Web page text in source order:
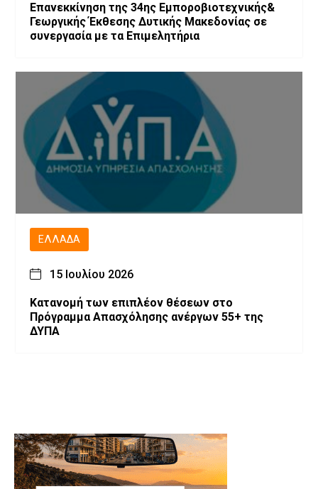
Επανεκκίνηση της 34ης Εμποροβιοτεχνικής&
Γεωργικής Έκθεσης Δυτικής Μακεδονίας σε
συνεργασία με τα Επιμελητήρια
ΕΛΛΆΔΑ
15 Ιουλίου 2026
Κατανομή των επιπλέον θέσεων στο
Πρόγραμμα Απασχόλησης ανέργων 55+ της
ΔΥΠΑ